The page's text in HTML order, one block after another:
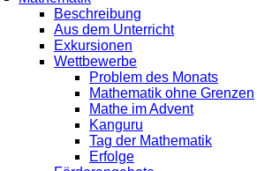
Beschreibung
Aus dem Unterricht
Exkursionen
Wettbewerbe
Problem des Monats
Mathematik ohne Grenzen
Mathe im Advent
Kanguru
Tag der Mathematik
Erfolge